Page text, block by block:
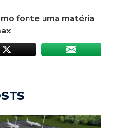
fonte uma matéria